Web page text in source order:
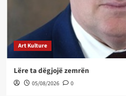
Art Kulture
Lëre ta dëgjojë zemrën
05/08/2026 0